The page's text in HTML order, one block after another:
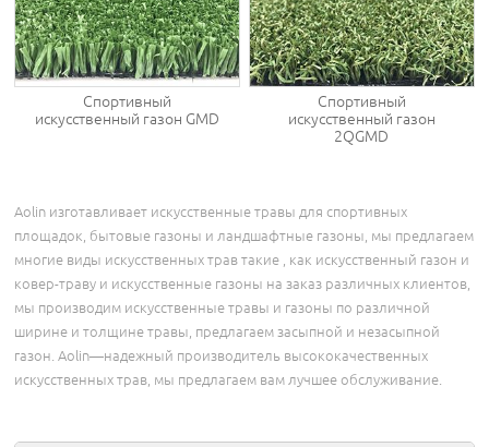
Спортивный
искусственный газон GMD
Спортивный
искусственный газон
2QGMD
Aolin изготавливает искусственные травы для спортивных
площадок, бытовые газоны и ландшафтные газоны, мы предлагаем
многие виды искусственных трав такие , как искусственный газон и
ковер-траву и искусственные газоны на заказ различных клиентов,
мы производим искусственные травы и газоны по различной
ширине и толщине травы, предлагаем засыпной и незасыпной
газон. Aolin―надежный производитель высококачественных
искусственных трав, мы предлагаем вам лучшее обслуживание.